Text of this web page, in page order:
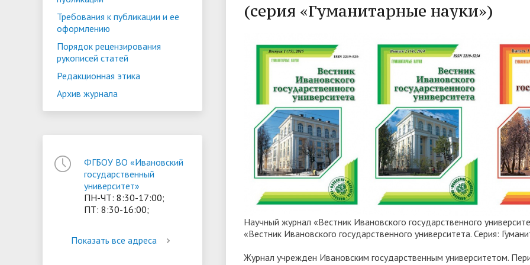
• Конкурсы на замещение
должностей
• Вход в систему ЭИОС
• Вход в корпоративную почту
• Федеральный проект
«Содействие занятости»
трудоустройству выпускников
• Олимпиада "Большие надежды
малых городов"
ориентации и содействия
трудоустройству выпускников
«Карьера»
иностранных студентов
• Платные образовательные услуги
• Стипендии и меры поддержки
обучающихся
деятельность
• Абитуриенту
• Международное сотрудничество
• Внутренняя система оценки
качества образования
образовательной организации
Требования к публикации и ее
оформлению
Порядок рецензирования
рукописей статей
Редакционная этика
Архив журнала
ФГБОУ ВО «Ивановский
государственный
университет»
ПН-ЧТ: 8:30-17:00;
ПТ: 8:30-16:00;
Показать все адреса
(серия «Гуманитарные науки»)
Научный журнал «Вестник Ивановского государственного
«Вестник Ивановского государственного университета. Серия:
Журнал учрежден Ивановским государственным университетом.